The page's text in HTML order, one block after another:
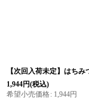
【次回入荷未定】はちみ
1,944円(税込)
希望小売価格: 1,944円